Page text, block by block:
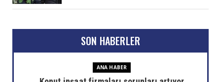
SON HABERLER
ANA HABER